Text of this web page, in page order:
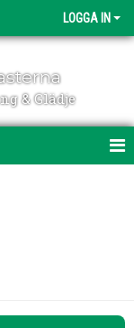
LOGGA IN
& Glädje